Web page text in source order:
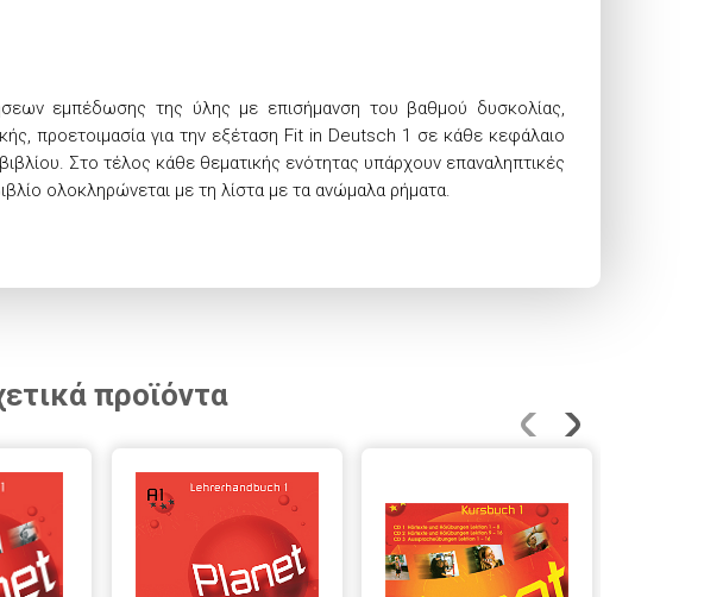
εμπέδωσης της ύλης με επισήμανση του βαθμού δυσκολίας,
προετοιμασία για την εξέταση Fit in Deutsch 1 σε κάθε κεφάλαιο
Στο τέλος κάθε θεματικής ενότητας υπάρχουν επαναληπτικές
ολοκληρώνεται με τη λίστα με τα ανώμαλα ρήματα.
προϊόντα